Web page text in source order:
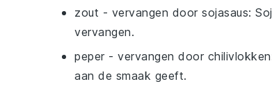
zout - vervangen door sojasaus:
vervangen.
peper - vervangen door chilivlokken
aan de smaak geeft.